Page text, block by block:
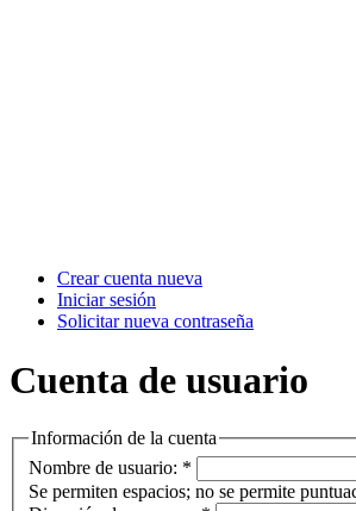
Crear cuenta nueva
Iniciar sesión
Solicitar nueva contraseña
Cuenta de usuario
Información de la cuenta
Nombre de usuario: *
Se permiten espacios; no se permite